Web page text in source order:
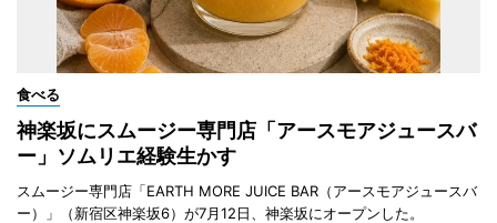
食べる
神楽坂にスムージー専門店「アースモアジュースバ
ー」ソムリエ経験生かす
スムージー専門店「EARTH MORE JUICE BAR（アースモアジュースバ
ー）」（新宿区神楽坂6）が7月12日、神楽坂にオープンした。